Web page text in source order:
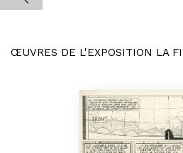
ŒUVRES DE L'EXPOSITION LA